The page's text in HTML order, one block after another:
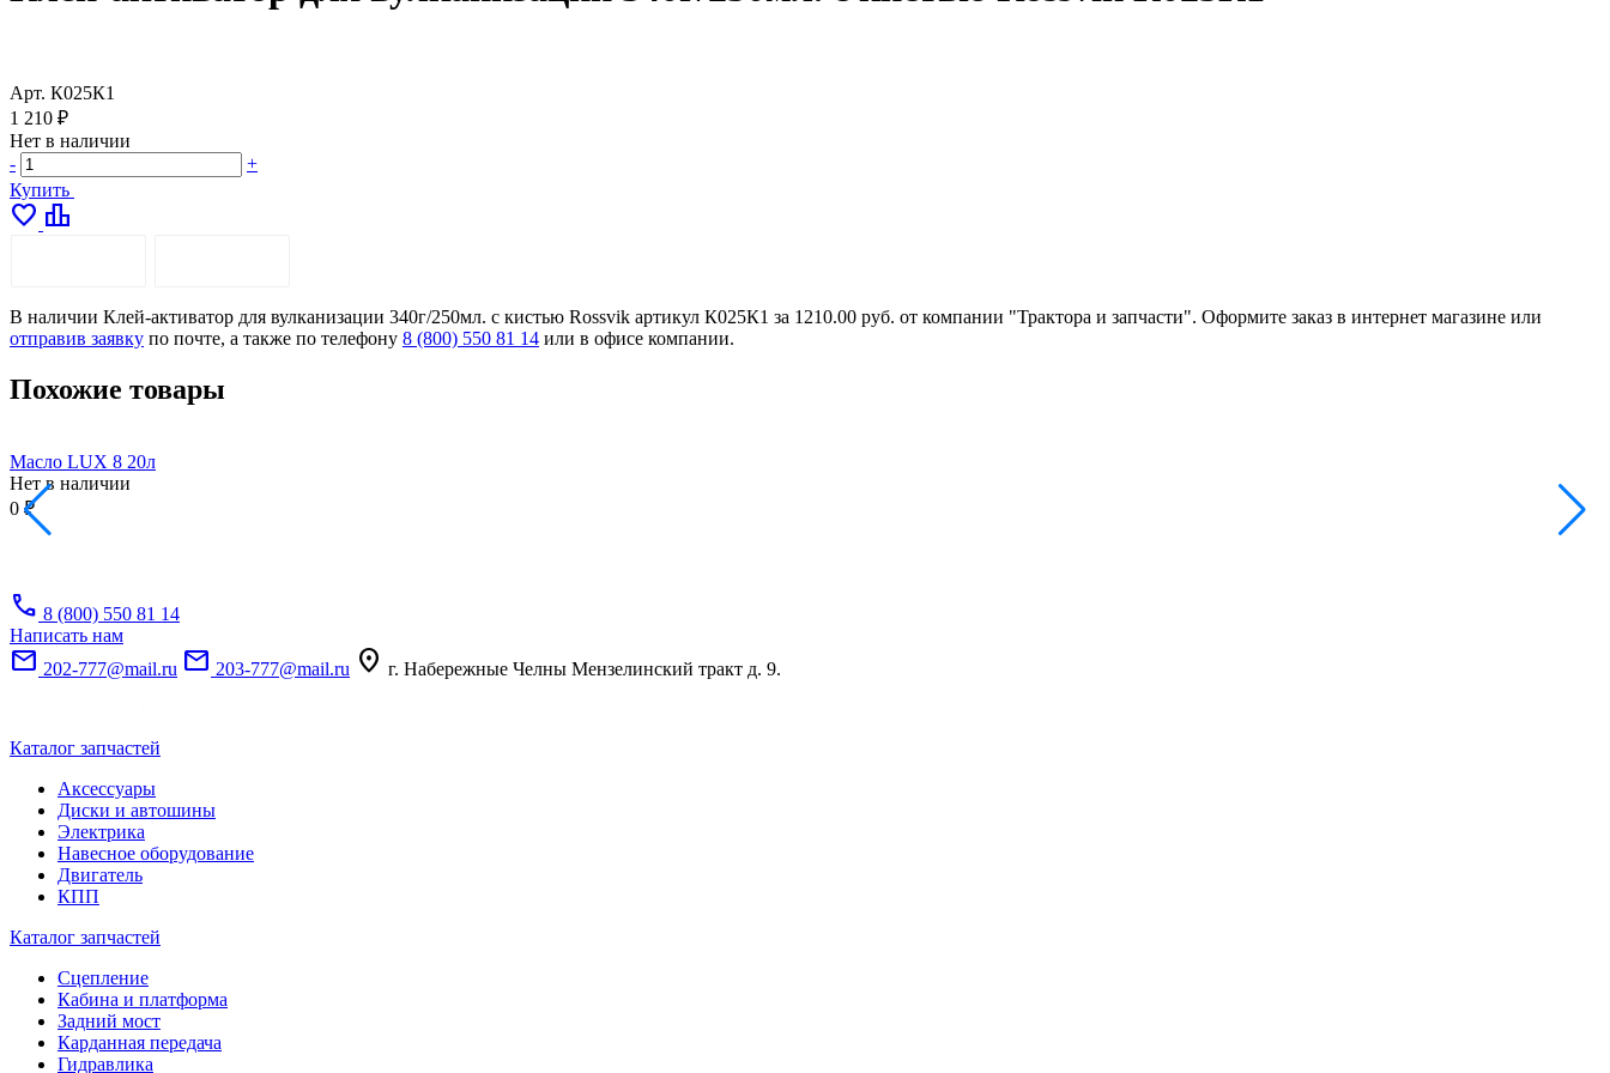
Арт. К025К1
1 210 ₽
Нет в наличии
-
+
Купить
favorite leaderboard
В наличии Клей-активатор для вулканизации 340г/250мл. с кистью Rossvik артикул К025К1 за 1210.00 руб. от компании "Трактора и запчасти". Оформите заказ в интернет магазине или
отправив заявку по почте, а также по телефону 8 (800) 550 81 14 или в офисе компании.
Похожие товары
Масло LUX 8 20л
Нет в наличии
0 ₽
call 8 (800) 550 81 14
Написать нам
mail 202-777@mail.ru mail 203-777@mail.ru location_on г. Набережные Челны Мензелинский тракт д. 9.
Каталог запчастей
Аксессуары
Диски и автошины
Электрика
Навесное оборудование
Двигатель
КПП
Каталог запчастей
Сцепление
Кабина и платформа
Задний мост
Карданная передача
Гидравлика